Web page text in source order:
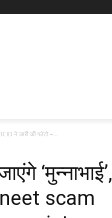
ने जारी की फोटो –...
‘मुन्नाभाई’,
neet scam